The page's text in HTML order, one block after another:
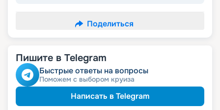
Поделиться
Пишите в Telegram
Быстрые ответы на вопросы
Поможем с выбором круиза
Написать в Telegram